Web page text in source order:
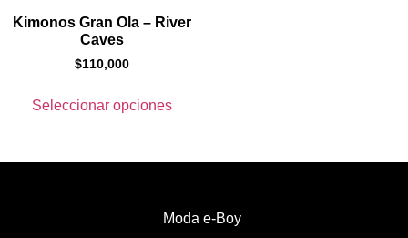
Kimonos Gran Ola – River
Caves
$110,000
Seleccionar opciones
Moda e-Boy